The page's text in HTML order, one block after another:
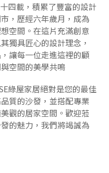
四載，積累了豐富的設計
，歷經六年歲月，成為
空間。在這片充滿創意
獨具匠心的設計理念，
讓每一位走進這裡的顧
空間的美學共鳴
綠屋家居絕對是您的最佳
質的沙發，並搭配專業
觀的居家空間。歡迎蒞
的魅力，我們將竭誠為